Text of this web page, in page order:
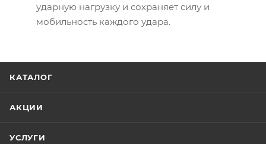
ударную нагрузку и сохраняет силу и
мобильность каждого удара.
КАТАЛОГ
АКЦИИ
УСЛУГИ